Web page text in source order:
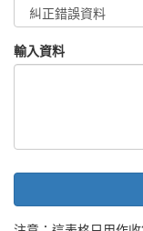
輸入資料